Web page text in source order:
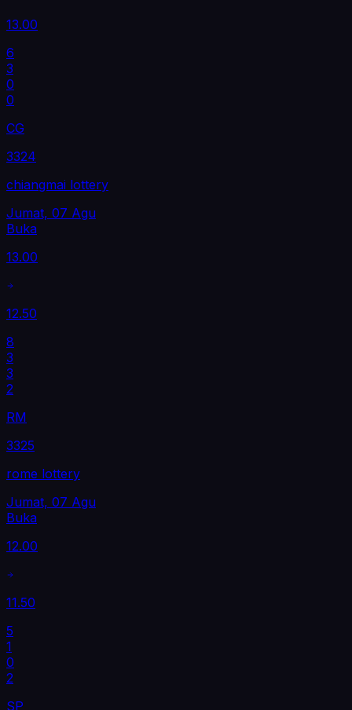
13.00
6
3
0
0
CG
3324
chiangmai lottery
Jumat, 07 Agu
Buka
13.00
12.50
8
3
3
2
RM
3325
rome lottery
Jumat, 07 Agu
Buka
12.00
11.50
5
1
0
2
SP